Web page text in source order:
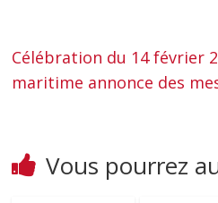
Célébration du 14 février
maritime annonce des
Vous pourrez